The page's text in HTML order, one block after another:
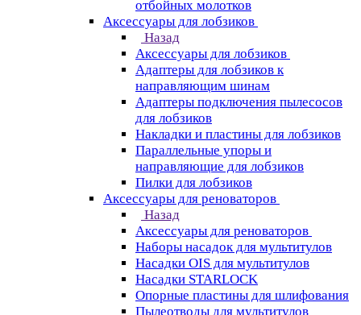
отбойных молотков
Аксессуары для лобзиков
Назад
Аксессуары для лобзиков
Адаптеры для лобзиков к
направляющим шинам
Адаптеры подключения пылесосов
для лобзиков
Накладки и пластины для лобзиков
Параллельные упоры и
направляющие для лобзиков
Пилки для лобзиков
Аксессуары для реноваторов
Назад
Аксессуары для реноваторов
Наборы насадок для мультитулов
Насадки OIS для мультитулов
Насадки STARLOCK
Опорные пластины для шлифования
Пылеотводы для мультитулов